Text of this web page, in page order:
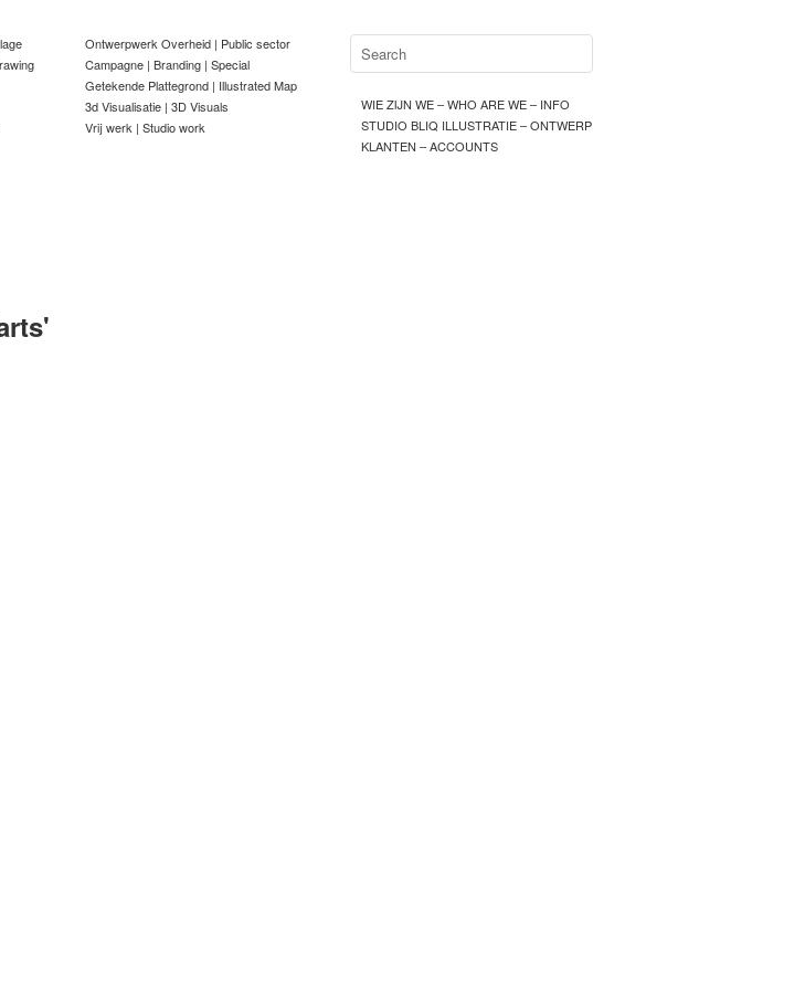
Ontwerpwerk Overheid | Public sector
Campagne | Branding | Special
Getekende Plattegrond | Illustrated Map
3d Visualisatie | 3D Visuals
Vrij werk | Studio work
WIE ZIJN WE – WHO ARE WE – INFO
STUDIO BLIQ ILLUSTRATIE – ONTWERP
KLANTEN – ACCOUNTS
'